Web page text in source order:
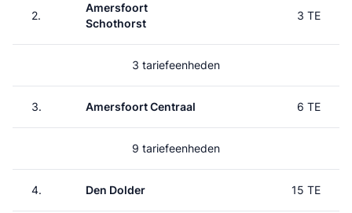
2.
Amersfoort
Schothorst
3 TE
3 tariefeenheden
3. Amersfoort Centraal 6 TE
9 tariefeenheden
4. Den Dolder 15 TE